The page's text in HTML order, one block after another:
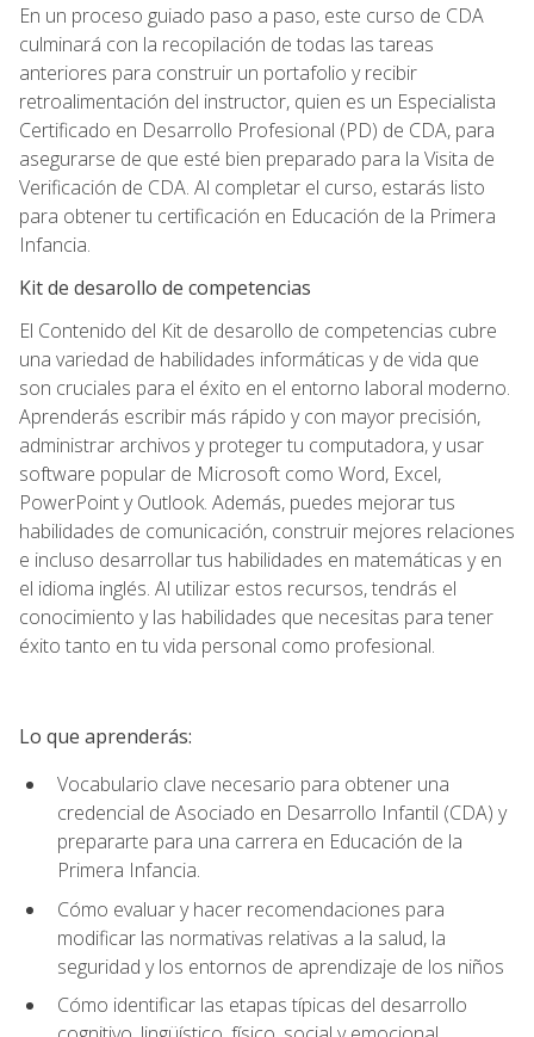
En un proceso guiado paso a paso, este curso de CDA
culminará con la recopilación de todas las tareas
anteriores para construir un portafolio y recibir
retroalimentación del instructor, quien es un Especialista
Certificado en Desarrollo Profesional (PD) de CDA, para
asegurarse de que esté bien preparado para la Visita de
Verificación de CDA. Al completar el curso, estarás listo
para obtener tu certificación en Educación de la Primera
Infancia.
Kit de desarollo de competencias
El Contenido del Kit de desarollo de competencias cubre
una variedad de habilidades informáticas y de vida que
son cruciales para el éxito en el entorno laboral moderno.
Aprenderás escribir más rápido y con mayor precisión,
administrar archivos y proteger tu computadora, y usar
software popular de Microsoft como Word, Excel,
PowerPoint y Outlook. Además, puedes mejorar tus
habilidades de comunicación, construir mejores relaciones
e incluso desarrollar tus habilidades en matemáticas y en
el idioma inglés. Al utilizar estos recursos, tendrás el
conocimiento y las habilidades que necesitas para tener
éxito tanto en tu vida personal como profesional.
Lo que aprenderás:
Vocabulario clave necesario para obtener una
credencial de Asociado en Desarrollo Infantil (CDA) y
prepararte para una carrera en Educación de la
Primera Infancia.
Cómo evaluar y hacer recomendaciones para
modificar las normativas relativas a la salud, la
seguridad y los entornos de aprendizaje de los niños
Cómo identificar las etapas típicas del desarrollo